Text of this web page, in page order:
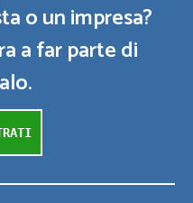
o un impresa?
a far parte di